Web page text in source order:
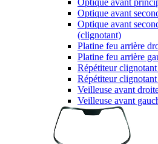
Optique avant
Optique avant
Optique avant
(clignotant)
Platine feu arrière
Platine feu arrière
Répétiteur
Répétiteur
Veilleuse avant
Veilleuse avant